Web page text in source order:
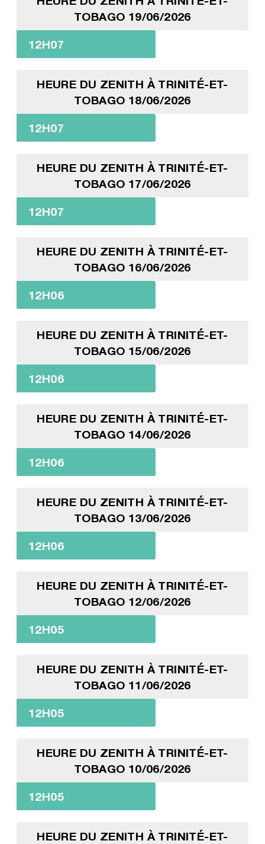
TOBAGO 19/06/2026
12H07
HEURE DU ZENITH À TRINITÉ-ET-
TOBAGO 18/06/2026
12H07
HEURE DU ZENITH À TRINITÉ-ET-
TOBAGO 17/06/2026
12H07
HEURE DU ZENITH À TRINITÉ-ET-
TOBAGO 16/06/2026
12H06
HEURE DU ZENITH À TRINITÉ-ET-
TOBAGO 15/06/2026
12H06
HEURE DU ZENITH À TRINITÉ-ET-
TOBAGO 14/06/2026
12H06
HEURE DU ZENITH À TRINITÉ-ET-
TOBAGO 13/06/2026
12H06
HEURE DU ZENITH À TRINITÉ-ET-
TOBAGO 12/06/2026
12H05
HEURE DU ZENITH À TRINITÉ-ET-
TOBAGO 11/06/2026
12H05
HEURE DU ZENITH À TRINITÉ-ET-
TOBAGO 10/06/2026
12H05
HEURE DU ZENITH À TRINITÉ-ET-